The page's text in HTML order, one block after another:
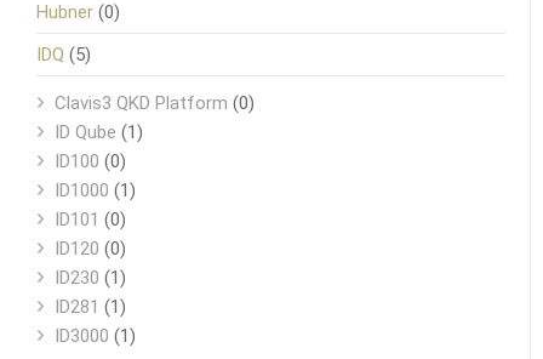
Hubner (0)
IDQ (5)
Clavis3 QKD Platform (0)
ID Qube (1)
ID100 (0)
ID1000 (1)
ID101 (0)
ID120 (0)
ID230 (1)
ID281 (1)
ID3000 (1)